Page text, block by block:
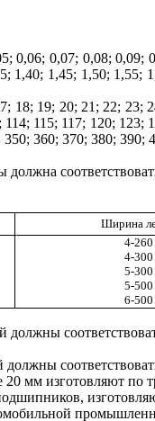
0,06; 0,07; 0,08; 0,09;
1,40; 1,45; 1,50; 1,55;
18; 19; 20; 21; 22; 23;
115; 117; 120;
360; 370; 380; 390;
должна с
Ширина
4-260
4-300
5-300
5-500
6-500
должны соответствов
20 мм изготовляют по
изготов